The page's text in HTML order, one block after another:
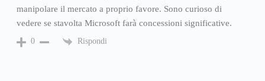
manipolare il mercato a proprio favore. Sono curioso di
vedere se stavolta Microsoft farà concessioni significative.
0 Rispondi